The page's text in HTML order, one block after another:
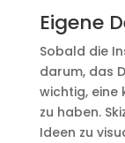
Eigene
Sobald die
darum, das
wichtig, eine
zu haben.
Ideen zu